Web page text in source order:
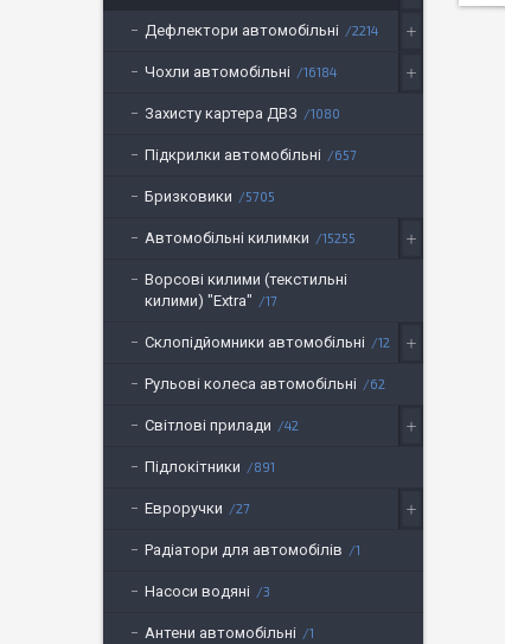
Дефлектори автомобільні 2214
Чохли автомобільні 16184
Захисту картера ДВЗ 1080
Підкрилки автомобільні 657
Бризковики 5705
Автомобільні килимки 15255
Ворсові килими (текстильні
килими) "Extra"
17
Склопідйомники автомобільні 12
Рульові колеса автомобільні 62
Світлові прилади 42
Підлокітники 891
Евроручки 27
Радіатори для автомобілів 1
Насоси водяні 3
Антени автомобільні 1